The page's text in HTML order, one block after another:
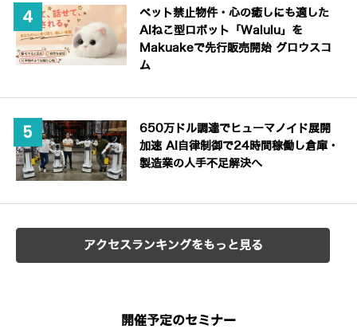
ペット禁止物件・心の癒しにも適した
AIねこ型ロボット「Walulu」を
Makuakeで先行販売開始 グロウスコ
ム
650万ドル調達でヒューマノイド展開
加速 AI自律制御で24時間稼働し倉庫・
製造業の人手不足解決へ
アクセスランキングをもっと見る
開催予定のセミナー